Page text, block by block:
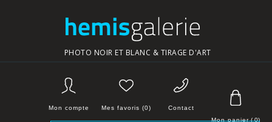
PHOTO NOIR ET BLANC & TIRAGE D'ART
Mon panier( 0)
Contact
Mes favoris (0)
Mon compte